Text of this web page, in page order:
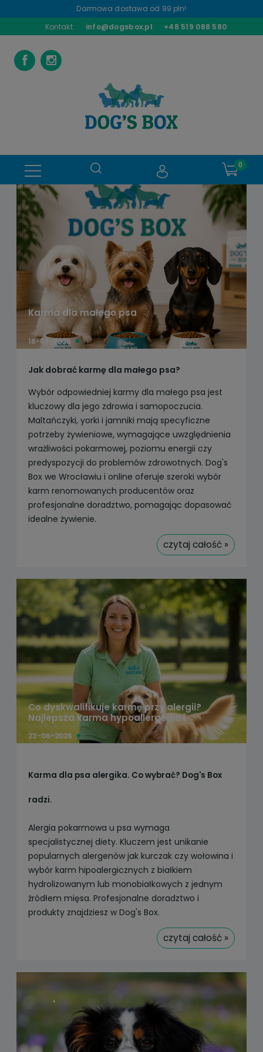
Darmowa dostawa od 99 pln!
Kontakt:
info@dogsbox.pl +48 519 088 580
Karma dla małego psa
16-07-2026
Jak dobrać karmę dla małego psa?
Wybór odpowiedniej karmy dla małego psa jest
kluczowy dla jego zdrowia i samopoczucia.
Maltańczyki, yorki i jamniki mają specyficzne
potrzeby żywieniowe, wymagające uwzględnienia
wrażliwości pokarmowej, poziomu energii czy
predyspozycji do problemów zdrowotnych. Dog's
Box we Wrocławiu i online oferuje szeroki wybór
karm renomowanych producentów oraz
profesjonalne doradztwo, pomagając dopasować
idealne żywienie.
czytaj całość »
Co dyskwalifikuje karmę przy alergii?
Najlepsza karma hypoallergenic i
monobiałkowa dla psa.
23-06-2026
Karma dla psa alergika. Co wybrać? Dog's Box
radzi.
Alergia pokarmowa u psa wymaga
specjalistycznej diety. Kluczem jest unikanie
popularnych alergenów jak kurczak czy wołowina i
wybór karm hipoalergicznych z białkiem
hydrolizowanym lub monobiałkowych z jednym
źródłem mięsa. Profesjonalne doradztwo i
produkty znajdziesz w Dog's Box.
czytaj całość »